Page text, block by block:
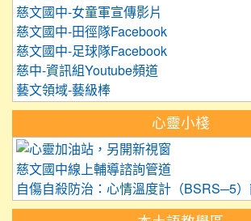
慈文國中-女童軍宣傳影片
慈文國中-田徑隊Facebook
慈文國中-足球隊Facebook
慈中-資訊組Youtube頻道
藝文領域-藝級棒
心靈小棧
慈文國中線上輔導諮詢管道
自傷自殺防治：心情溫度計（BSRS─5